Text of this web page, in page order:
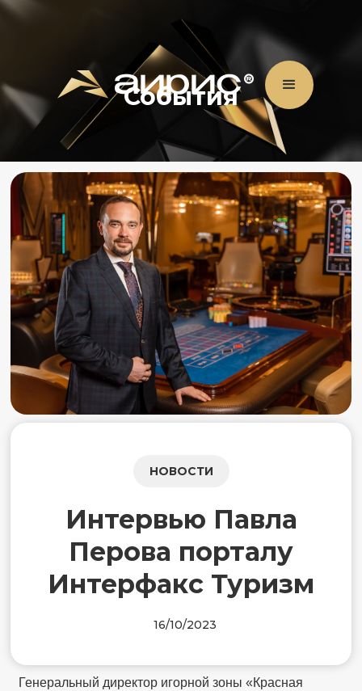
События
НОВОСТИ
Интервью Павла
Перова порталу
Интерфакс Туризм
16/10/2023
Генеральный директор игорной зоны «Красная